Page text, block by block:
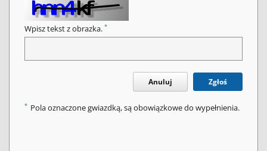
Wpisz tekst z obrazka. *
Anuluj Zgłoś
* Pola oznaczone gwiazdką, są obowiązkowe do wypełnienia.